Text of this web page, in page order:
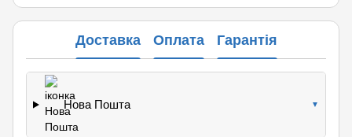
Доставка Оплата Гарантія
Нова Пошта ▼